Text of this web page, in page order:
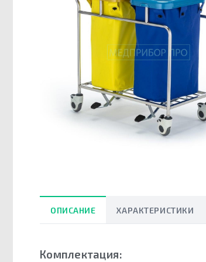
ОПИСАНИЕ ХАРАКТЕРИСТИКИ
Комплектация: